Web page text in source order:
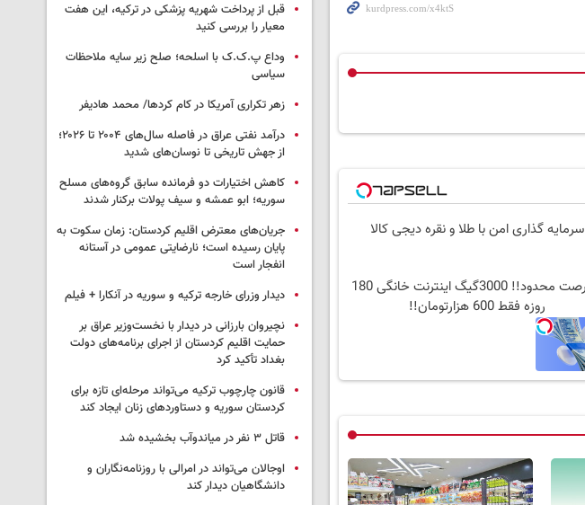
سرمایه گذاری امن با طلا و نقره دیجی کالا
⏳فرصت محدود!! 3000گیگ اینترنت خانگی 180
روزه فقط 600 هزارتومان!!
قبل از پرداخت شهریه پزشکی در ترکیه، این هفت
معیار را بررسی کنید
وداع پ.ک.ک با اسلحه؛ صلح زیر سایه ملاحظات
سیاسی
زهر تکراری آمریکا در کام کردها/ محمد هادیفر
درآمد نفتی عراق در فاصله سال‌های ۲۰۰۴ تا ۲۰۲۶؛
از جهش تاریخی تا نوسان‌های شدید
کاهش اختیارات دو فرمانده سابق گروه‌های مسلح
سوریه؛ ابو عمشه و سیف پولات برکنار شدند
جریان‌های معترض اقلیم کردستان: زمان سکوت به
پایان رسیده است؛ نارضایتی عمومی در آستانه
انفجار است
دیدار وزرای خارجه ترکیه و سوریه در آنکارا + فیلم
نچیروان بارزانی در دیدار با نخست‌وزیر عراق بر
حمایت اقلیم کردستان از اجرای برنامه‌های دولت
بغداد تأکید کرد
قانون چارچوب ترکیه می‌تواند مرحله‌ای تازه برای
کردستان سوریه و دستاوردهای زنان ایجاد کند
قاتل ٣ نفر در میاندوآب بخشیده شد
اوجالان می‌تواند در امرالی با روزنامه‌نگاران و
دانشگاهیان دیدار کند